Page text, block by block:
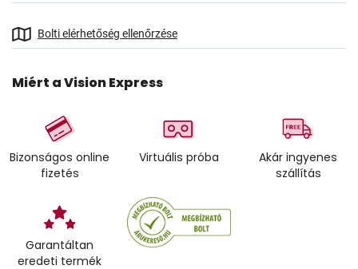
Bolti elérhetőség ellenőrzése
Miért a Vision Express
Bizonságos online
fizetés
Virtuális próba
Akár ingyenes
szállítás
Garantáltan
eredeti termék